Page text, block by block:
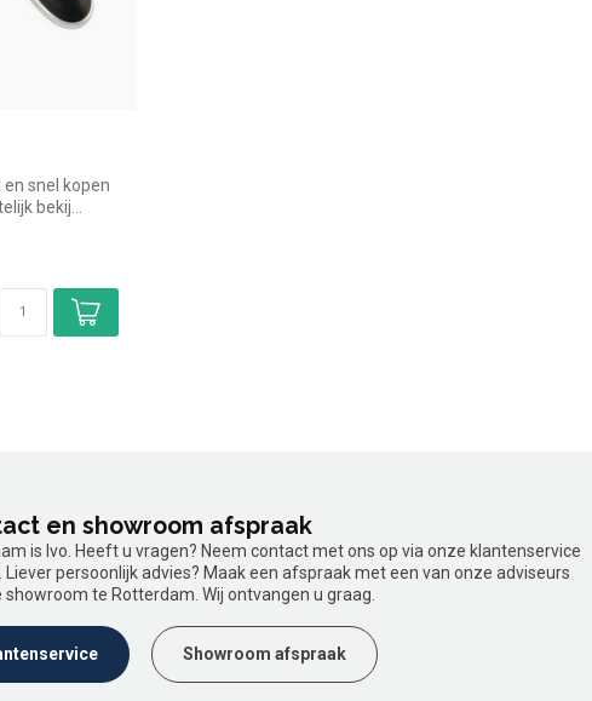
snel kopen
bekij...
en showroom afspraak
is Ivo. Heeft u vragen? Neem contact met ons op via onze klantenservice
Liever persoonlijk advies? Maak een afspraak met een van onze adviseurs
showroom te Rotterdam. Wij ontvangen u graag.
Showroom afspraak